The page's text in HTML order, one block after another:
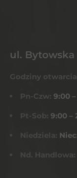
ul. Bytowska
Godziny otwarcia
Pn-Czw: 9:00 –
Pt-Sob: 9:00 –
Niedziela:
Nd. Handlowa: